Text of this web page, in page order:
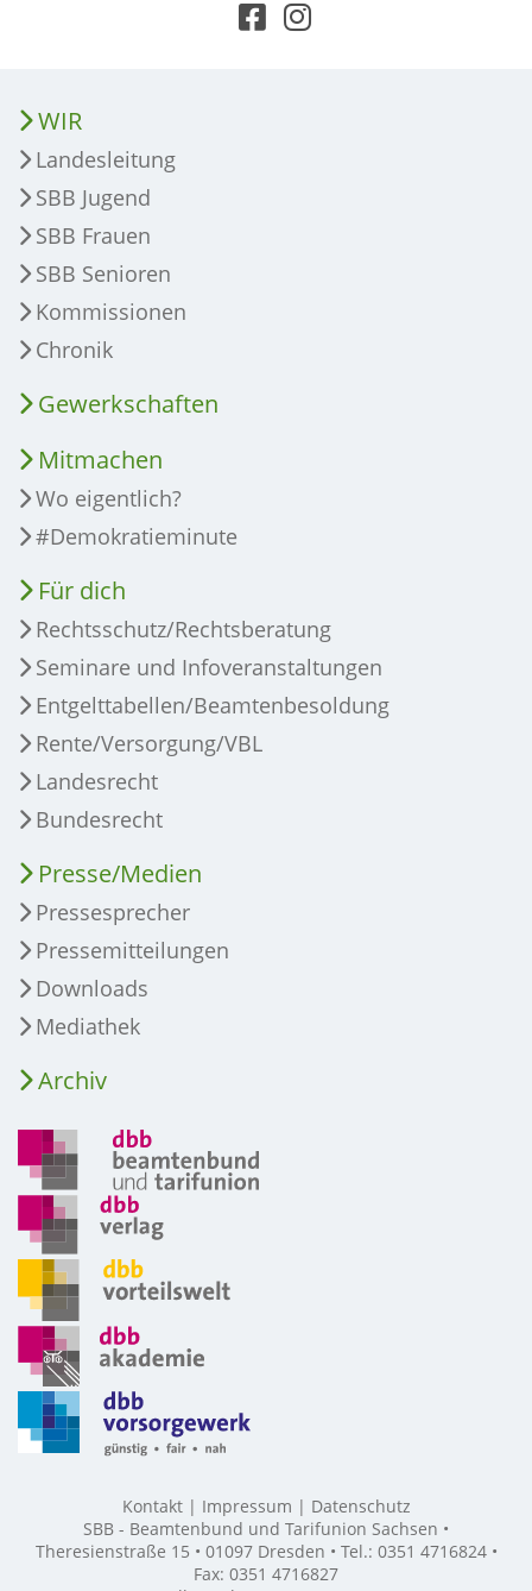
WIR
Landesleitung
SBB Jugend
SBB Frauen
SBB Senioren
Kommissionen
Chronik
Gewerkschaften
Mitmachen
Wo eigentlich?
#Demokratieminute
Für dich
Rechtsschutz/Rechtsberatung
Seminare und Infoveranstaltungen
Entgelttabellen/Beamtenbesoldung
Rente/Versorgung/VBL
Landesrecht
Bundesrecht
Presse/Medien
Pressesprecher
Pressemitteilungen
Downloads
Mediathek
Archiv
Kontakt Impressum
Datenschutz
SBB - Beamtenbund und Tarifunion Sachsen •
Theresienstraße 15 • 01097 Dresden • Tel.: 0351 4716824 •
Fax: 0351 4716827